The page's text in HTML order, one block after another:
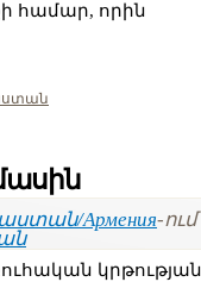
համար, որին
Армения-ում
կրթության